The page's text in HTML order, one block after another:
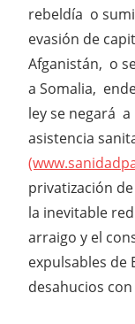
rebeldía o
evasión de
Afganistán, o
a Somalia,
ley se negará
asistencia
privatización
la inevitable
arraigo y el
expulsables de
desahucios